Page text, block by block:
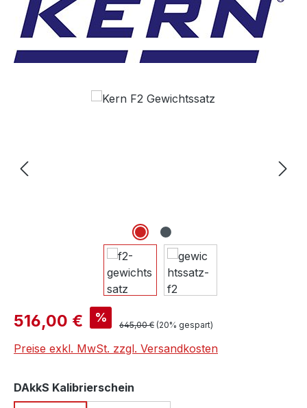
Bildergalerie überspringen
Verkaufspreis:
516,00 € % Regulärer Preis:
645,00 € (20% gespart)
Preise exkl. MwSt. zzgl. Versandkosten
DAkkS Kalibrierschein